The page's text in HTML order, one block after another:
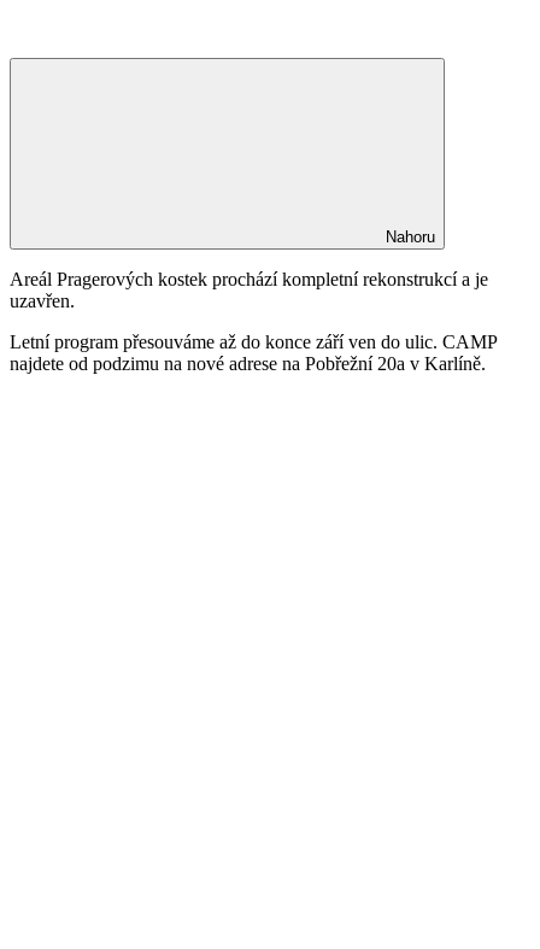
Nahoru
Areál Pragerových kostek prochází kompletní rekonstrukcí a je
uzavřen.
Letní program přesouváme až do konce září ven do ulic. CAMP
najdete od podzimu na nové adrese na Pobřežní 20a v Karlíně.